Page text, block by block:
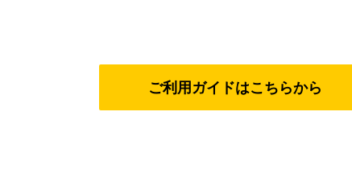
ご利用ガイドはこちらから